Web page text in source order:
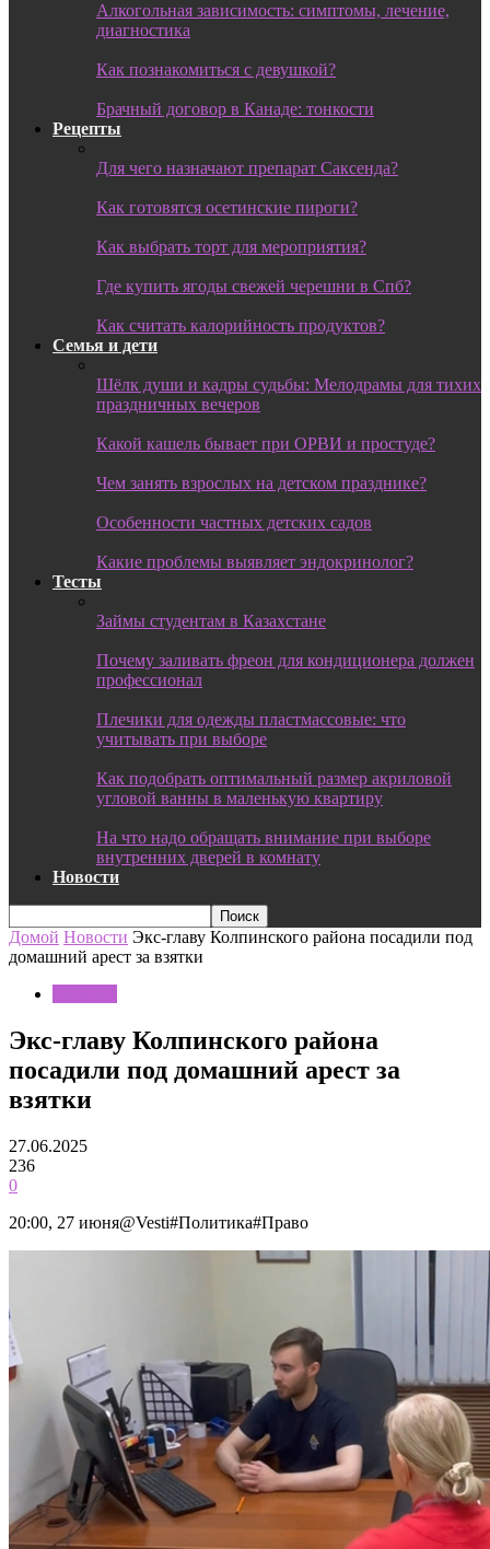
Алкогольная зависимость: симптомы, лечение,
диагностика
Как познакомиться с девушкой?
Брачный договор в Канаде: тонкости
Рецепты
Для чего назначают препарат Саксенда?
Как готовятся осетинские пироги?
Как выбрать торт для мероприятия?
Где купить ягоды свежей черешни в Спб?
Как считать калорийность продуктов?
Семья и дети
Шёлк души и кадры судьбы: Мелодрамы для тихих
праздничных вечеров
Какой кашель бывает при ОРВИ и простуде?
Чем занять взрослых на детском празднике?
Особенности частных детских садов
Какие проблемы выявляет эндокринолог?
Тесты
Займы студентам в Казахстане
Почему заливать фреон для кондиционера должен
профессионал
Плечики для одежды пластмассовые: что
учитывать при выборе
Как подобрать оптимальный размер акриловой
угловой ванны в маленькую квартиру
На что надо обращать внимание при выборе
внутренних дверей в комнату
Новости
Домой Новости Экс-главу Колпинского района посадили под
домашний арест за взятки
Экс-главу Колпинского района
посадили под домашний арест за
взятки
27.06.2025
236
0
20:00, 27 июня@Vesti#Политика#Право